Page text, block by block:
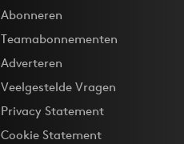
Abonneren
Teamabonnementen
Adverteren
Veelgestelde Vragen
Privacy Statement
Cookie Statement